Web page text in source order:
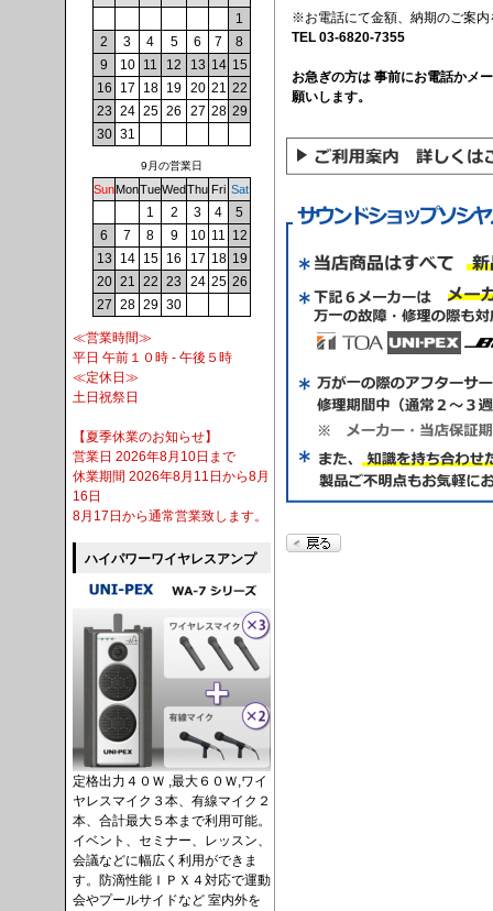
※お電話にて金額、納期のご案内
TEL 03-6820-7355
お急ぎの方は 事前にお電話かメ
願いします。
1
2
3 4 5 6 7
8
9
10 11 12 13 14 15
16
17 18 19 20 21 22
23 24 25 26 27 28 29
30 31
9月の営業日
SunMonTueWedThu Fri Sat
1 2 3 4
5
6
7 8 9 10 11 12
13
14 15 16 17 18 19
20 21 22 23 24 25 26
27 28 29 30
≪営業時間≫
平日 午前１０時 - 午後５時
≪定休日≫
土日祝祭日
【夏季休業のお知らせ】
営業日 2026年8月10日まで
休業期間 2026年8月11日から8月
16日
8月17日から通常営業致します。
ハイパワーワイヤレスアンプ
定格出力４０Ｗ ,最大６０Ｗ,ワイ
ヤレスマイク３本、有線マイク２
本、合計最大５本まで利用可能。
イベント、セミナー、レッスン、
会議などに幅広く利用ができま
す。防滴性能ＩＰＸ４対応で運動
会やプールサイドなど 室内外を